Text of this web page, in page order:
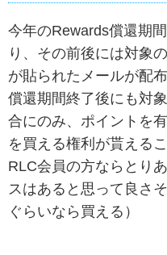
今年のRewards償還期
り、その前後には対象
が貼られたメールが配
償還期間終了後にも対
合にのみ、ポイントを
を買える権利が貰える
RLC会員の方ならとり
スはあると思って良さ
ぐらいなら買える）